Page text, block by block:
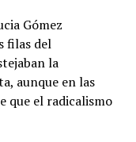
Gómez
filas del
la
aunque en las
que el radicalismo